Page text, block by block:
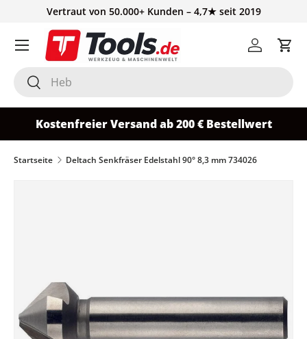
Vertraut von 50.000+ Kunden – 4,7★ seit 2019
Suchen
Suchen
Einloggen
Kostenfreier Versand ab 200 € Bestellwert
Startseite Deltach Senkfräser Edelstahl 90° 8,3 mm 734026